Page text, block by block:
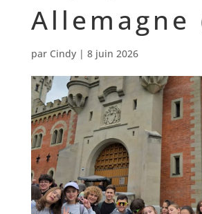
Allemagne
par Cindy| 8 juin 2026